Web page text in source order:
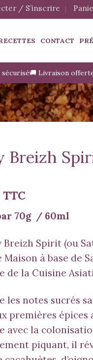
/ S’inscrire
CONTACT
🚚 Livraison
Breizh
TTC
70g / 60ml
Breizh Spirit (ou
Maison à base de
de la Cuisine
les notes sucrés
premières épices
avec la
piquant, il